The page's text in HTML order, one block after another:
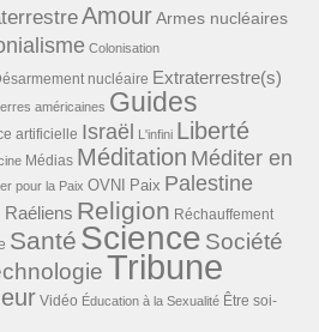
AmourArmes nucléaires
Colonisation
nucléaire Extraterrestre(s)
américaines Guides
artificielle Israël L'infini Liberté
Médias Méditation Méditer en
pour la Paix OVNI Paix Palestine
Raéliens Religion Réchauffement
Santé Science Société
Tribune
Vidéo Éducation à la Sexualité Être soi-